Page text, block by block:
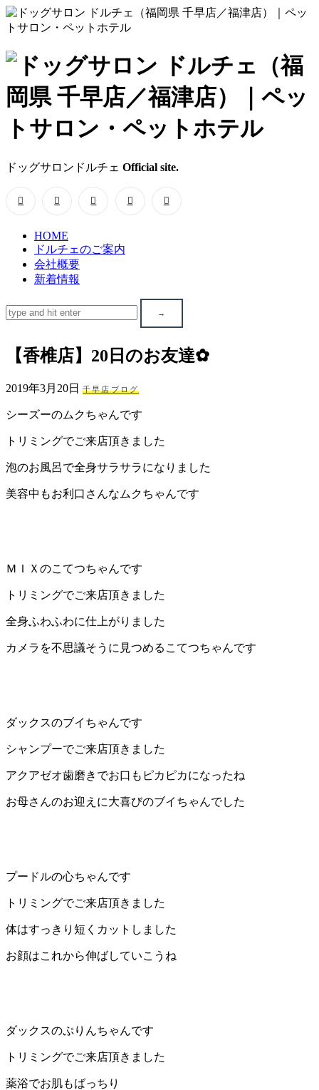
ド
ッ
グ
サ
ロ
ン
ド
ル
チ
ェ
（福
岡
県
千
早
／
福
津
店）
ペ
ッ
ト
ン・
ペ
ッ
テ
ル
ドッグサロンドルチェ Official site.
HOME
ドルチェのご案内
会社概要
新着情報
【香椎店】20日のお友達✿
2019年3月20日 千早店ブログ
シーズーのムクちゃんです
トリミングでご来店頂きました
泡のお風呂で全身サラサラになりました
美容中もお利口さんなムクちゃんです
ＭＩＸのこてつちゃんです
トリミングでご来店頂きました
全身ふわふわに仕上がりました
カメラを不思議そうに見つめるこてつちゃんです
ダックスのブイちゃんです
シャンプーでご来店頂きました
アクアゼオ歯磨きでお口もピカピカになったね
お母さんのお迎えに大喜びのブイちゃんでした
プードルの心ちゃんです
トリミングでご来店頂きました
体はすっきり短くカットしました
お顔はこれから伸ばしていこうね
ダックスのぷりんちゃんです
トリミングでご来店頂きました
薬浴でお肌もばっちり